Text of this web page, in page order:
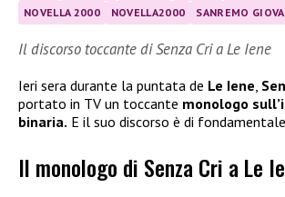
NOVELLA 2000
NOVELLA2000 SANREMO
Il discorso toccante di Senza Cri a Le Iene
Ieri sera durante la puntata de Le Iene
portato in TV un toccante monologo
binaria. E il suo discorso è di
Il monologo di Senza Cri a Le